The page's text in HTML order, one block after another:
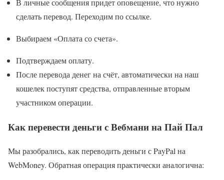
В личные сообщения придет оповещение, что нужно
сделать перевод. Переходим по ссылке.
Выбираем «Оплата со счета».
Подтверждаем оплату.
После перевода денег на счёт, автоматически на наш
кошелек поступят средства, отправленные вторым
участником операции.
Как перевести деньги с Вебмани на Пай Пал
Мы разобрались, как переводить деньги с PayPal на
WebMoney. Обратная операция практически аналогична: